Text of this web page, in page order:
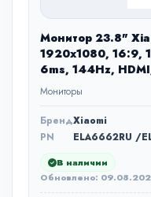
Монитор 23.8"
1920x1080, 16:9,
6ms, 144Hz,
Мониторы
БрендXiaomi
PN
ELA6662RU /
В наличии
Обновлено: